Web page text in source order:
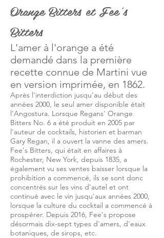
Orange Bitters et Fee's
Bitters
L'amer à l'orange a été
demandé dans la première
recette connue de Martini vue
en version imprimée, en 1862.
Après l'interdiction jusqu'au début des
années 2000, le seul amer disponible était
l'Angostura. Lorsque Regans' Orange
Bitters No. 6 a été produit en 2005 par
l'auteur de cocktails, historien et barman
Gary Regan, il a ouvert la vanne des amers.
Fee's Bitters, qui était en affaires à
Rochester, New York, depuis 1835, a
également vu ses ventes baisser lorsque la
prohibition a commencé, ils se sont donc
concentrés sur les vins d'autel et ont
continué avec le vin jusqu'aux années 2000,
lorsque la culture du cocktail a commencé à
prospérer. Depuis 2016, Fee's propose
désormais dix-sept types d'amers, d'eaux
botaniques, de sirops, etc.